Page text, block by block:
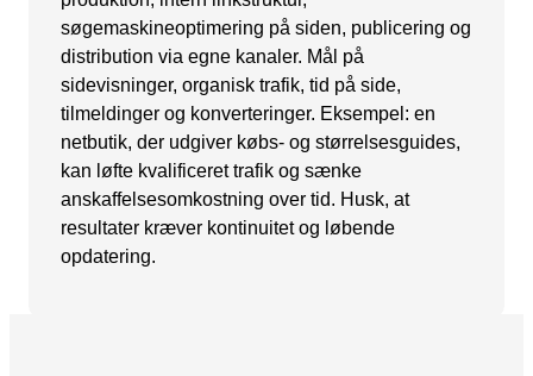
TikTok annoncering
PAID SEARCH
Google Ads
Display annoncering
YouTube annoncering
Google shopping
søgemaskineoptimering på siden, publicering og
distribution via egne kanaler. Mål på
sidevisninger, organisk trafik, tid på side,
tilmeldinger og konverteringer. Eksempel: en
netbutik, der udgiver købs- og størrelsesguides,
kan løfte kvalificeret trafik og sænke
anskaffelsesomkostning over tid. Husk, at
resultater kræver kontinuitet og løbende
opdatering.